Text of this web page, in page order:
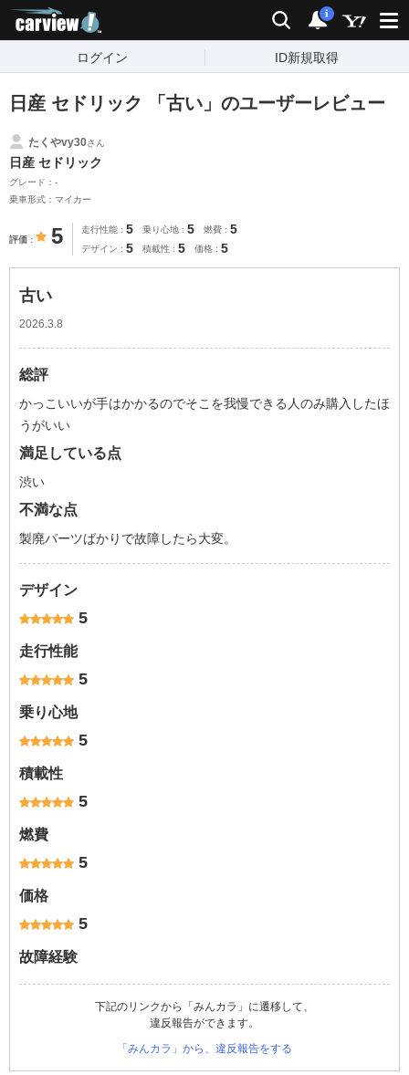
検索 通知
i
ログイン ID新規取得
日産 セドリック 「古い」のユーザーレビュー
たくやvy30さん
日産 セドリック
グレード：-
乗車形式：マイカー
評価 5 走行性能 5 乗り心地 5 燃費 5
デザイン 5 積載性 5 価格 5
古い
2026.3.8
総評
かっこいいが手はかかるのでそこを我慢できる人のみ購入したほ
うがいい
満足している点
渋い
不満な点
製廃パーツばかりで故障したら大変。
デザイン
5
走行性能
5
乗り心地
5
積載性
5
燃費
5
価格
5
故障経験
下記のリンクから「みんカラ」に遷移して、
違反報告ができます。
「みんカラ」から、違反報告をする